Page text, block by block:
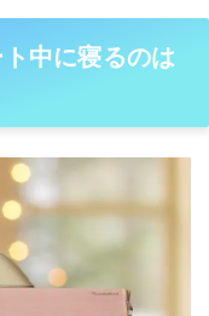
中に寝るのは